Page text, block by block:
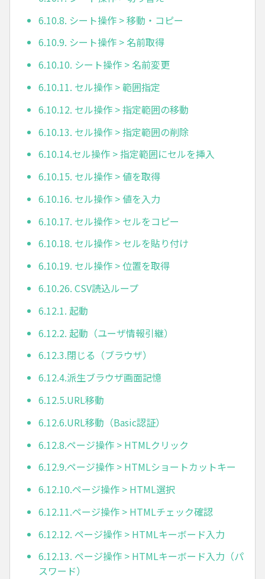
6.10.8. シート操作 > 移動・コピー
6.10.9. シート操作 > 名前取得
6.10.10. シート操作 > 名前変更
6.10.11. セル操作 > 範囲指定
6.10.12. セル操作 > 指定範囲の移動
6.10.13. セル操作 > 指定範囲の削除
6.10.14.セル操作 > 指定範囲にセルを挿入
6.10.15. セル操作 > 値を取得
6.10.16. セル操作 > 値を入力
6.10.17. セル操作 > セルをコピー
6.10.18. セル操作 > セルを貼り付け
6.10.19. セル操作 > 位置を取得
6.10.26. CSV読込ループ
6.12.1. 起動
6.12.2. 起動（ユーザ情報引継）
6.12.3.閉じる（ブラウザ）
6.12.4.派生ブラウザ画面記憶
6.12.5.URL移動
6.12.6.URL移動（Basic認証）
6.12.8.ページ操作 > HTMLクリック
6.12.9.ページ操作 > HTMLショートカットキー
6.12.10.ページ操作 > HTML選択
6.12.11.ページ操作 > HTMLチェック確認
6.12.12. ページ操作 > HTMLキーボード入力
6.12.13. ページ操作 > HTMLキーボード入力（パ
スワード）